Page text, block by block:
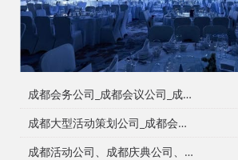
成都会务公司_成都会议公司_成都庆典公司高难度同行单二手单全接｜成都红星活动策划用26年经验说话
成都大型活动策划公司_成都会议策划公司_成都庆典策划公司哪家专业？成都红星活动策划26年团队实力深度解析
成都活动公司、成都庆典公司、成都会务公司、成都会议策划公司，红星团队26年经验深度解读